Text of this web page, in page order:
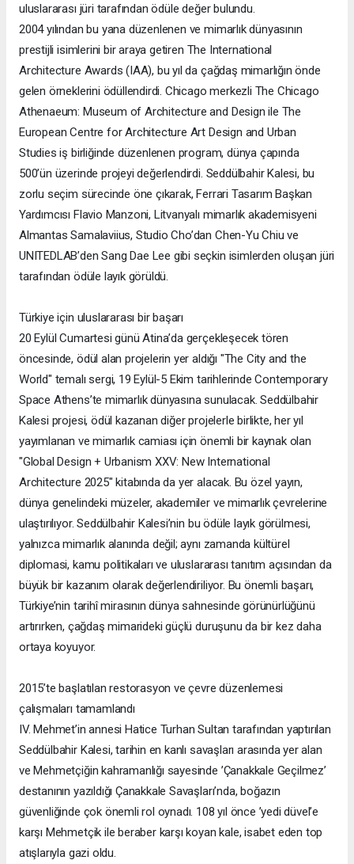
uluslararası jüri tarafından ödüle değer bulundu.
2004 yılından bu yana düzenlenen ve mimarlık dünyasının
prestijli isimlerini bir araya getiren The International
Architecture Awards (IAA), bu yıl da çağdaş mimarlığın önde
gelen örneklerini ödüllendirdi. Chicago merkezli The Chicago
Athenaeum: Museum of Architecture and Design ile The
European Centre for Architecture Art Design and Urban
Studies iş birliğinde düzenlenen program, dünya çapında
500’ün üzerinde projeyi değerlendirdi. Seddülbahir Kalesi, bu
zorlu seçim sürecinde öne çıkarak, Ferrari Tasarım Başkan
Yardımcısı Flavio Manzoni, Litvanyalı mimarlık akademisyeni
Almantas Samalaviius, Studio Cho’dan Chen-Yu Chiu ve
UNITEDLAB’den Sang Dae Lee gibi seçkin isimlerden oluşan jüri
tarafından ödüle layık görüldü.
Türkiye için uluslararası bir başarı
20 Eylül Cumartesi günü Atina’da gerçekleşecek tören
öncesinde, ödül alan projelerin yer aldığı "The City and the
World" temalı sergi, 19 Eylül-5 Ekim tarihlerinde Contemporary
Space Athens’te mimarlık dünyasına sunulacak. Seddülbahir
Kalesi projesi, ödül kazanan diğer projelerle birlikte, her yıl
yayımlanan ve mimarlık camiası için önemli bir kaynak olan
"Global Design + Urbanism XXV: New International
Architecture 2025" kitabında da yer alacak. Bu özel yayın,
dünya genelindeki müzeler, akademiler ve mimarlık çevrelerine
ulaştırılıyor. Seddülbahir Kalesi’nin bu ödüle layık görülmesi,
yalnızca mimarlık alanında değil; aynı zamanda kültürel
diplomasi, kamu politikaları ve uluslararası tanıtım açısından da
büyük bir kazanım olarak değerlendiriliyor. Bu önemli başarı,
Türkiye’nin tarihî mirasının dünya sahnesinde görünürlüğünü
artırırken, çağdaş mimarideki güçlü duruşunu da bir kez daha
ortaya koyuyor.
2015’te başlatılan restorasyon ve çevre düzenlemesi
çalışmaları tamamlandı
IV. Mehmet’in annesi Hatice Turhan Sultan tarafından yaptırılan
Seddülbahir Kalesi, tarihin en kanlı savaşları arasında yer alan
ve Mehmetçiğin kahramanlığı sayesinde ’Çanakkale Geçilmez’
destanının yazıldığı Çanakkale Savaşları’nda, boğazın
güvenliğinde çok önemli rol oynadı. 108 yıl önce ’yedi düvel’e
karşı Mehmetçik ile beraber karşı koyan kale, isabet eden top
atışlarıyla gazi oldu.